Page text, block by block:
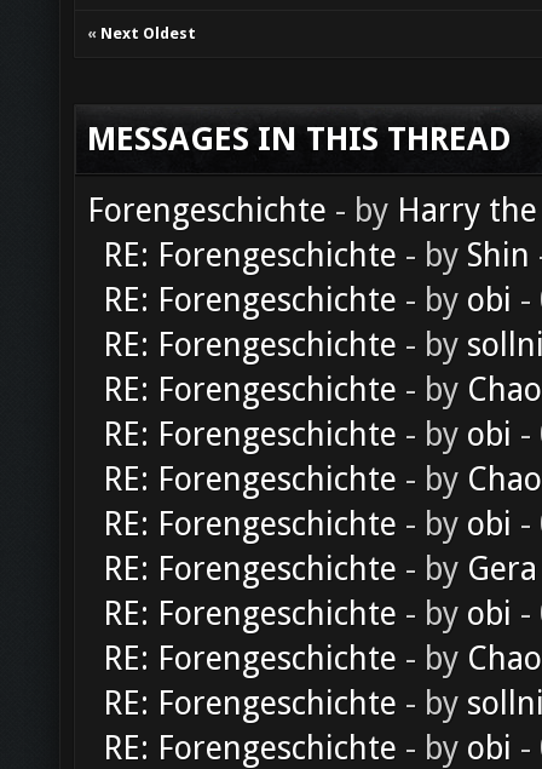
« Next Oldest
MESSAGES IN THIS THREAD
Forengeschichte - by Harry
RE: Forengeschichte - by Shin
RE: Forengeschichte - by obi -
RE: Forengeschichte - by
RE: Forengeschichte - by
RE: Forengeschichte - by obi -
RE: Forengeschichte - by
RE: Forengeschichte - by obi -
RE: Forengeschichte - by Gera
RE: Forengeschichte - by obi -
RE: Forengeschichte - by
RE: Forengeschichte - by
RE: Forengeschichte - by obi -